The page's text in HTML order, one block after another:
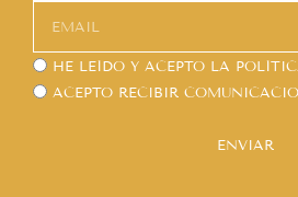
HE LEÍDO Y ACEPTO LA
ACEPTO RECIBIR
ENVIAR